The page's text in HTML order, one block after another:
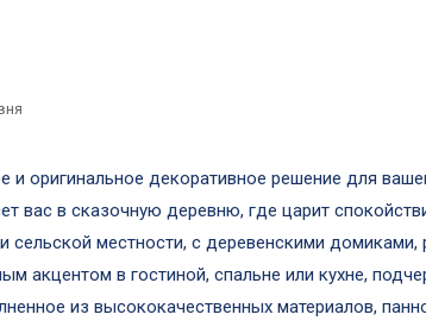
и оригинальное декоративное решение для
вас в сказочную деревню, где царит
сельской местности, с деревенскими
акцентом в гостиной, спальне или кухне,
из высококачественных материалов,